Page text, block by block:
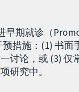
期就诊（
措施：(1) 书
讨论，或 (3) 仅
研究中。